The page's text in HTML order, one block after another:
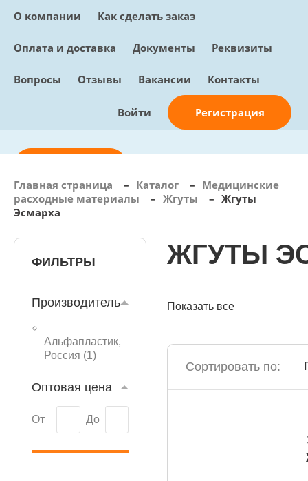
О компании Как сделать заказ
Оплата и доставка Документы Реквизиты
Вопросы Отзывы Вакансии Контакты
Войти Регистрация
info@sunmed.ru
+7 (495) 730-90-25
Перезвоните мне
0 позиций, 0 руб.
КАТАЛОГ
Главная страница – Каталог – Медицинские
расходные материалы
– Жгуты – Жгуты
Эсмарха
ФИЛЬТРЫ
Производитель
Альфапластик,
Россия (1)
Оптовая цена
От До
ЖГУТЫ
Показать все
Сортировать по: